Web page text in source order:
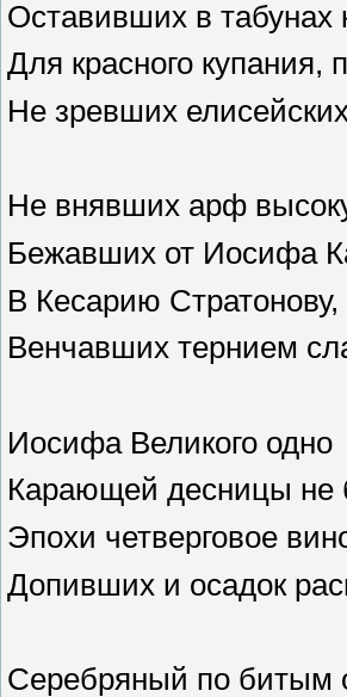
Оставивших в табунах
Для красного купания,
Не зревших
Не внявших арф
Бежавших от Иосифа
В Кесарию
Венчавших тернием
Иосифа Великого одно
Карающей десницы не
Эпохи четверговое
Допивших и осадок
Серебряный по битым